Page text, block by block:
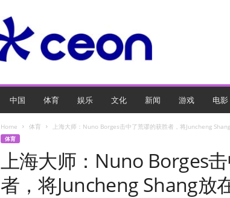
中国 体育 娱乐 文化 新闻 游戏 电影
Home 体育 上海大师：Nuno Borges击中了荒谬的获胜者，将Juncheng
体育
上海大师：Nuno Borges
者，将Juncheng Shang放